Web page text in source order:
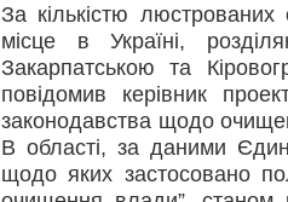
За кількістю
місце в Україні,
Закарпатською та
повідомив керівник
законодавства щодо
В області, за даними
щодо яких застосовано